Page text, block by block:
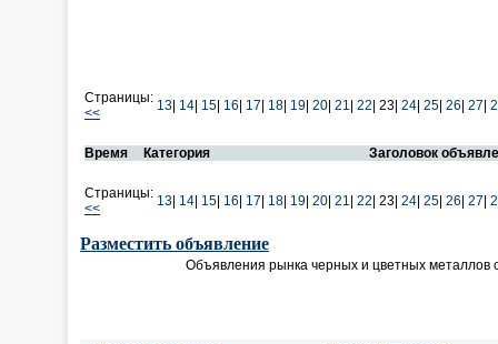
Страницы:
<<
13 14 15 16 17 18 19 20 21 22 23| 24 25 26 27
Время Категория Заголовок
Страницы:
<<
13 14 15 16 17 18 19 20 21 22 23| 24 25 26 27
Разместить объявление
Объявления рынка черных и цветных металлов